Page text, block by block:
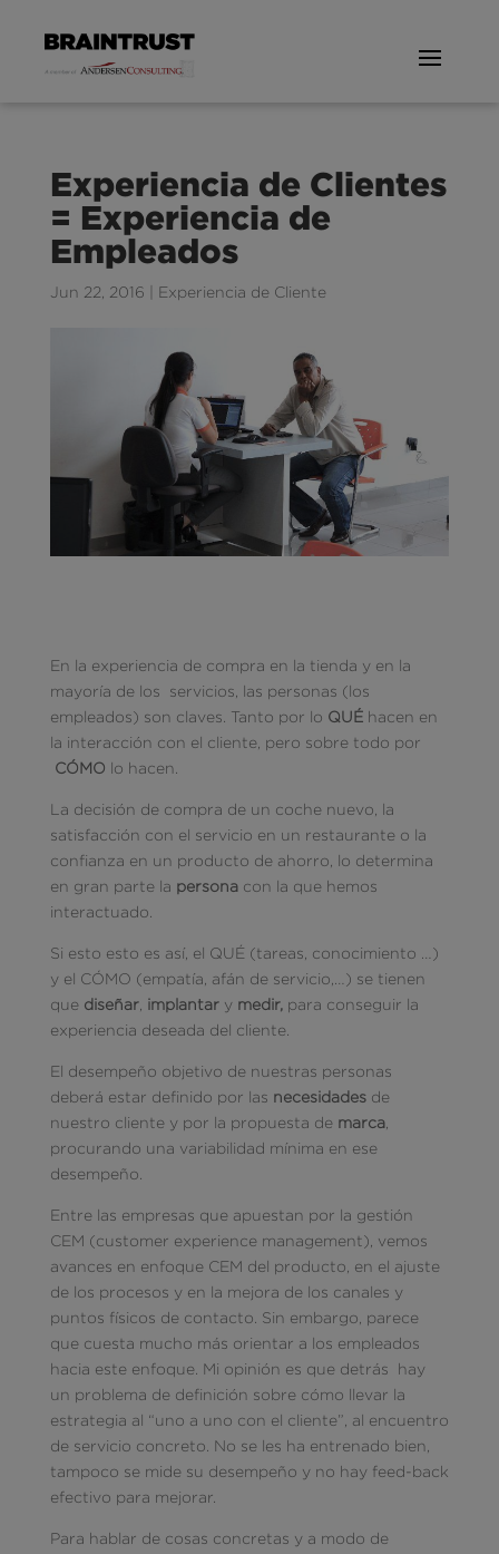
Experiencia de Clientes
= Experiencia de
Empleados
Jun 22, 2016 Experiencia de Cliente
En la experiencia de compra en la tienda y en la
mayoría de los servicios, las personas (los
empleados) son claves. Tanto por lo QUÉhacen en
la interacción con el cliente, pero sobre todo por
CÓMO lo hacen.
La decisión de compra de un coche nuevo, la
satisfacción con el servicio en un restaurante o la
confianza en un producto de ahorro, lo determina
en gran parte la personacon la que hemos
interactuado.
Si esto esto es así, el QUÉ (tareas, conocimiento …)
y el CÓMO (empatía, afán de servicio,…) se tienen
que diseñar, implantary medir,para conseguir la
experiencia deseada del cliente.
El desempeño objetivo de nuestras personas
deberá estar definido por las necesidadesde
nuestro cliente y por la propuesta de marca,
procurando una variabilidad mínima en ese
desempeño.
Entre las empresas que apuestan por la gestión
CEM (customer experience management), vemos
avances en enfoque CEM del producto, en el ajuste
de los procesos y en la mejora de los canales y
puntos físicos de contacto. Sin embargo, parece
que cuesta mucho más orientar a los empleados
hacia este enfoque. Mi opinión es que detrás hay
un problema de definición sobre cómo llevar la
estrategia al “uno a uno con el cliente”, al encuentro
de servicio concreto. No se les ha entrenado bien,
tampoco se mide su desempeño y no hay feed-back
efectivo para mejorar.
Para hablar de cosas concretas y a modo de